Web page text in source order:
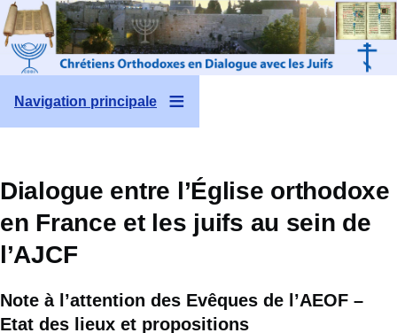
Aller au contenu principal
Navigation principale
Dialogue entre l’Église orthodoxe
en France et les juifs au sein de
l’AJCF
Note à l’attention des Evêques de l’AEOF –
Etat des lieux et propositions